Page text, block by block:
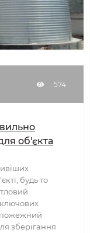
: 574
об'єкта
будь то
пожежний
зберігання